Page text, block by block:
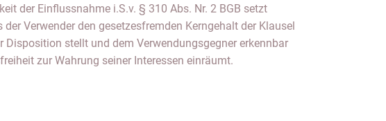
der Einflussnahme i.S.v. § 310 Abs. Nr. 2 BGB setzt
der Verwender den gesetzesfremden Kerngehalt der Klausel
Disposition stellt und dem Verwendungsgegner erkennbar
zur Wahrung seiner Interessen einräumt.